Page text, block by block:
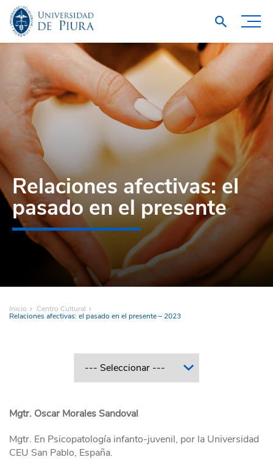
Relaciones afectivas: el
pasado en el presente
Inicio Centro Cultural
Relaciones afectivas: el pasado en el presente – 2023
Mgtr. Oscar Morales Sandoval
Mgtr. En Psicopatología infanto-juvenil, por la Universidad
CEU San Pablo, España.